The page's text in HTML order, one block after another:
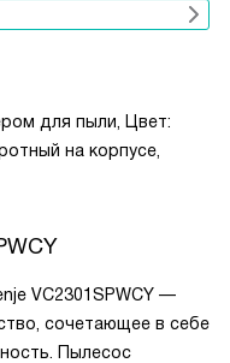
для пыли, Цвет:
на корпусе,
VC2301SPWCY —
сочетающее в себе
Пылесос